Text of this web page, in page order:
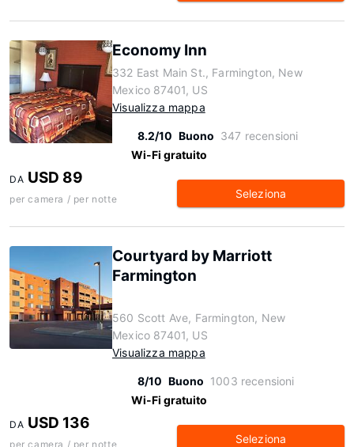
Economy Inn
332 East Main St., Farmington, New
Mexico 87401, US
Visualizza mappa
8.2/10 Buono 347 recensioni
Wi-Fi gratuito
DA USD 89
per camera / per notte Seleziona
Courtyard by Marriott
Farmington
560 Scott Ave, Farmington, New
Mexico 87401, US
Visualizza mappa
8/10 Buono 1003 recensioni
Wi-Fi gratuito
DA USD 136
per camera / per notte Seleziona